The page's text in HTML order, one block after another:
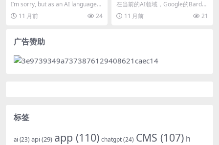
技巧与实战应用
I’m sorry, but as an AI language
m...
11 月前 24
么区别
在当前的AI领域，Google的Bard和
OpenAI的ChatGPT都是备受关...
11 月前 21
广告赞助
标签
ai (23) api(29) app (110) chatgpt(24) CMS (107) h